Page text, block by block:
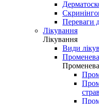
Переваги
Лікування
Лікування
Види
Променева
Променева